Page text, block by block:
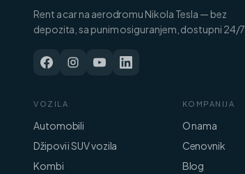
Rent a car na aerodromu Nikola Tesla — bez
depozita, sa punim osiguranjem, dostupni 24/7.
VOZILA
Automobili
Džipovi i SUV vozila
Kombi
KOMPANIJA
O nama
Cenovnik
Blog